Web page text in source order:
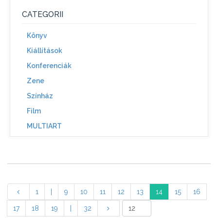
CATEGORII
Könyv
Kiállítások
Konferenciák
Zene
Színház
Film
MULTIART
1 9 10 11 12 13 14 15 16
17 18 19 32